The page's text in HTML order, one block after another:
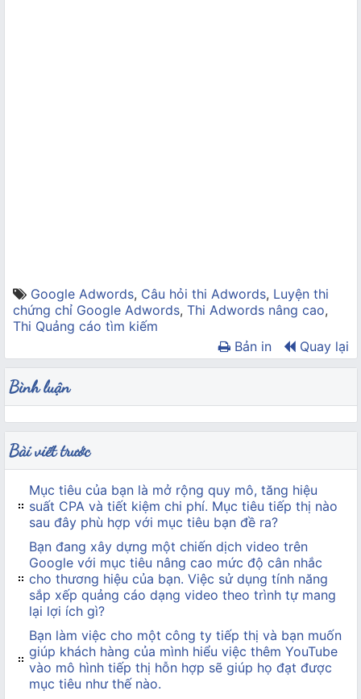
Google Adwords, Câu hỏi thi Adwords, Luyện thi
chứng chỉ Google Adwords, Thi Adwords nâng cao,
Thi Quảng cáo tìm kiếm
Bản in
Quay lại
Bình luận
Bài viết trước
Mục tiêu của bạn là mở rộng quy mô, tăng hiệu
suất CPA và tiết kiệm chi phí. Mục tiêu tiếp thị nào
sau đây phù hợp với mục tiêu bạn đề ra?
Bạn đang xây dựng một chiến dịch video trên
Google với mục tiêu nâng cao mức độ cân nhắc
cho thương hiệu của bạn. Việc sử dụng tính năng
sắp xếp quảng cáo dạng video theo trình tự mang
lại lợi ích gì?
Bạn làm việc cho một công ty tiếp thị và bạn muốn
giúp khách hàng của mình hiểu việc thêm YouTube
vào mô hình tiếp thị hỗn hợp sẽ giúp họ đạt được
mục tiêu như thế nào.